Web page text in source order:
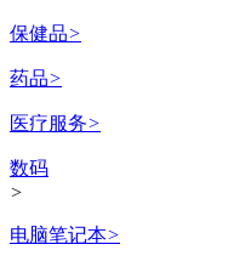
保健品>
药品>
医疗服务>
数码
>
电脑笔记本>